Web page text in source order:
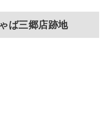
ば三郷店跡地